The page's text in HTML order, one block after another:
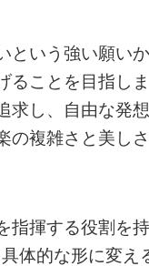
という強い願い
ことを目指し
求し、自由な発
の複雑さと美し
指揮する役割を
体的な形に変え